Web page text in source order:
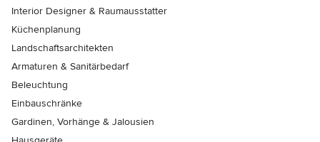
Interior Designer & Raumausstatter
Küchenplanung
Landschaftsarchitekten
Armaturen & Sanitärbedarf
Beleuchtung
Einbauschränke
Gardinen, Vorhänge & Jalousien